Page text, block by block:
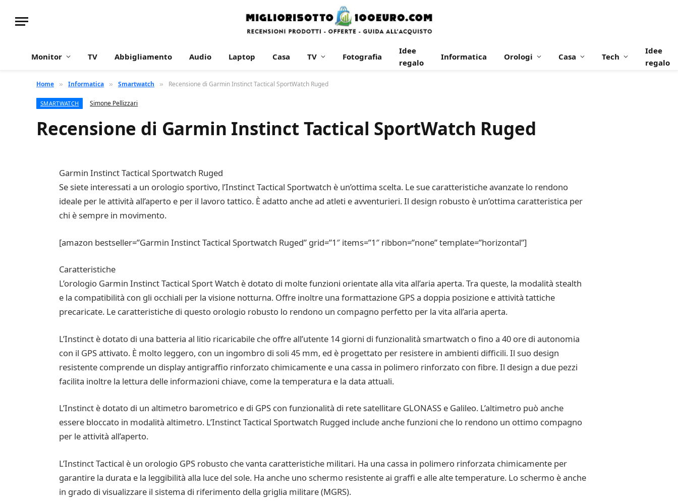
Monitor TV Abbigliamento Audio Laptop Casa TV Fotografia
Idee
regalo
Informatica Orologi Casa Tech
Idee
regalo
Home » Informatica » Smartwatch » Recensione di Garmin Instinct Tactical SportWatch Ruged
SMARTWATCH Simone Pellizzari
Recensione di Garmin Instinct Tactical SportWatch Ruged
Garmin Instinct Tactical Sportwatch Ruged
Se siete interessati a un orologio sportivo, l’Instinct Tactical Sportwatch è un’ottima scelta. Le sue caratteristiche avanzate lo rendono
ideale per le attività all’aperto e per il lavoro tattico. È adatto anche ad atleti e avventurieri. Il design robusto è un’ottima caratteristica per
chi è sempre in movimento.
[amazon bestseller=”Garmin Instinct Tactical Sportwatch Ruged” grid=”1″ items=”1″ ribbon=”none” template=”horizontal”]
Caratteristiche
L’orologio Garmin Instinct Tactical Sport Watch è dotato di molte funzioni orientate alla vita all’aria aperta. Tra queste, la modalità stealth
e la compatibilità con gli occhiali per la visione notturna. Offre inoltre una formattazione GPS a doppia posizione e attività tattiche
precaricate. Le caratteristiche di questo orologio robusto lo rendono un compagno perfetto per la vita all’aria aperta.
L’Instinct è dotato di una batteria al litio ricaricabile che offre all’utente 14 giorni di funzionalità smartwatch o fino a 40 ore di autonomia
con il GPS attivato. È molto leggero, con un ingombro di soli 45 mm, ed è progettato per resistere in ambienti difficili. Il suo design
resistente comprende un display antigraffio rinforzato chimicamente e una cassa in polimero rinforzato con fibre. Il design a due pezzi
facilita inoltre la lettura delle informazioni chiave, come la temperatura e la data attuali.
L’Instinct è dotato di un altimetro barometrico e di GPS con funzionalità di rete satellitare GLONASS e Galileo. L’altimetro può anche
essere bloccato in modalità altimetro. L’Instinct Tactical Sportwatch Rugged include anche funzioni che lo rendono un ottimo compagno
per le attività all’aperto.
L’Instinct Tactical è un orologio GPS robusto che vanta caratteristiche militari. Ha una cassa in polimero rinforzata chimicamente per
garantire la durata e la leggibilità alla luce del sole. Ha anche uno schermo resistente ai graffi e alle alte temperature. Lo schermo è anche
in grado di visualizzare il sistema di riferimento della griglia militare (MGRS).